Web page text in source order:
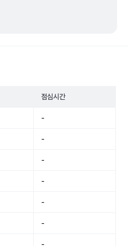
점심시간
-
-
-
-
-
-
-